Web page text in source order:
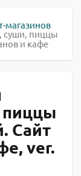
магазинов
суши, пиццы
и кафе
пиццы
Сайт
ver.